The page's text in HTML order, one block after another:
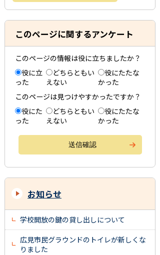
このページに関するアンケート
このページの情報は役に立ちましたか？
役に立
った
どちらともい
えない
役にたたな
かった
このページは見つけやすかったですか？
役にた
った
どちらともい
えない
役にたたな
かった
お知らせ
学校開放の鍵の貸し出しについて
広見市民グラウンドのトイレが新しくな
りました